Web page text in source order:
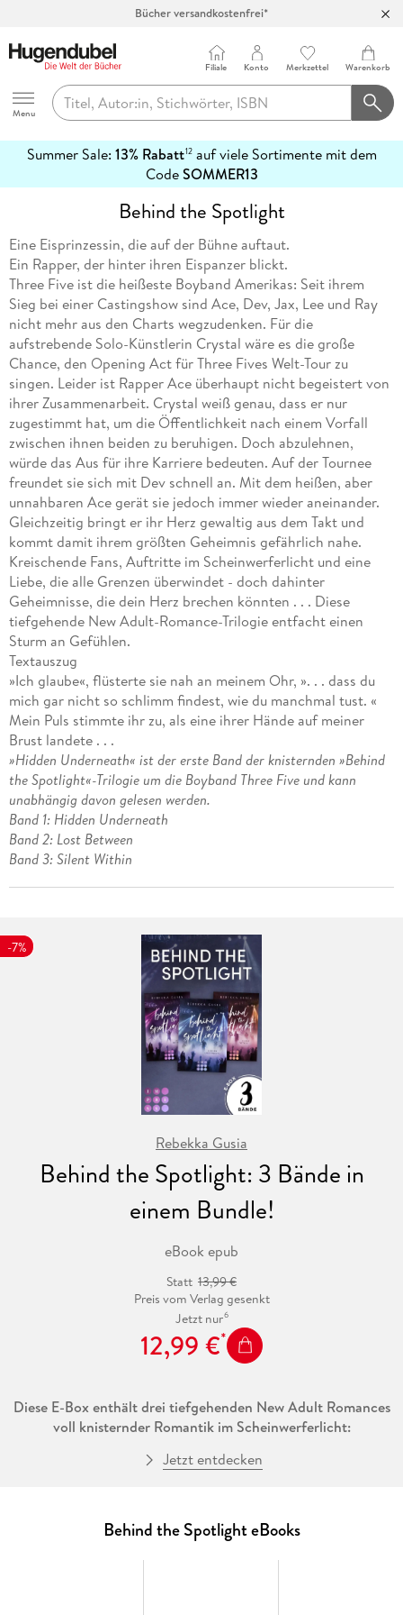
Bücher versandkostenfrei*
Abholung in über 100 Filialen
Hugendubel
Menu
Filiale Konto Merkzettel Warenkorb
Summer Sale: 13% Rabatt12auf viele Sortimente mit dem
CodeSOMMER13
erfahren
Behind the Spotlight
Eine Eisprinzessin, die auf der Bühne auftaut.
Ein Rapper, der hinter ihren Eispanzer blickt.
Three Five ist die heißeste Boyband Amerikas: Seit ihrem
Sieg bei einer Castingshow sind Ace, Dev, Jax, Lee und Ray
nicht mehr aus den Charts wegzudenken. Für die
aufstrebende Solo-Künstlerin Crystal wäre es die große
Chance, den Opening Act für Three Fives Welt-Tour zu
singen. Leider ist Rapper Ace überhaupt nicht begeistert von
ihrer Zusammenarbeit. Crystal weiß genau, dass er nur
zugestimmt hat, um die Öffentlichkeit nach einem Vorfall
zwischen ihnen beiden zu beruhigen. Doch abzulehnen,
würde das Aus für ihre Karriere bedeuten. Auf der Tournee
freundet sie sich mit Dev schnell an. Mit dem heißen, aber
unnahbaren Ace gerät sie jedoch immer wieder aneinander.
Gleichzeitig bringt er ihr Herz gewaltig aus dem Takt und
kommt damit ihrem größten Geheimnis gefährlich nahe.
Kreischende Fans, Auftritte im Scheinwerferlicht und eine
Liebe, die alle Grenzen überwindet - doch dahinter
Geheimnisse, die dein Herz brechen könnten . . . Diese
tiefgehende New Adult-Romance-Trilogie entfacht einen
Sturm an Gefühlen.
Textauszug
»Ich glaube«, flüsterte sie nah an meinem Ohr, ». . . dass du
mich gar nicht so schlimm findest, wie du manchmal tust. «
Mein Puls stimmte ihr zu, als eine ihrer Hände auf meiner
Brust landete . . .
»Hidden Underneath« ist der erste Band der knisternden »Behind
the Spotlight«-Trilogie um die Boyband Three Five und kann
unabhängig davon gelesen werden.
Band 1: Hidden Underneath
Band 2: Lost Between
Band 3: Silent Within
-7%
Rebekka Gusia
Behind the Spotlight: 3 Bände in
einem Bundle!
eBook epub
Statt 13,99 €
Preis vom Verlag gesenkt
Jetzt nur6
12,99 €
Diese E-Box enthält drei tiefgehenden New Adult Romances
voll knisternder Romantik im Scheinwerferlicht:
ist die heißeste Boyband Amerikas: Seit ihrem Sieg
Jetzt entdecken
Behind the Spotlight eBooks